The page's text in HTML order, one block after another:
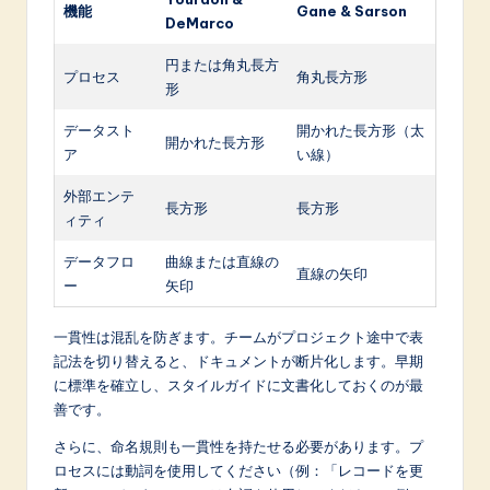
機能
DeMarco
Gane & Sarson
プロセス
円または角丸長方
形
角丸長方形
データスト
ア
開かれた長方形
開かれた長方形（太
い線）
外部エンテ
ィティ
長方形 長方形
データフロ
ー
曲線または直線の
矢印
直線の矢印
一貫性は混乱を防ぎます。チームがプロジェクト途中で表
記法を切り替えると、ドキュメントが断片化します。早期
に標準を確立し、スタイルガイドに文書化しておくのが最
善です。
さらに、命名規則も一貫性を持たせる必要があります。プ
ロセスには動詞を使用してください（例：「レコードを更